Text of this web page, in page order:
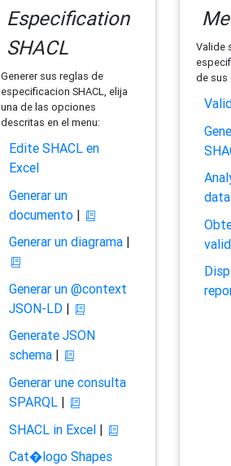
Especification
SHACL
Generer sus reglas de
especificacion SHACL, elija
una de las opciones
descritas en el menu:
Edite SHACL en
Excel
Generar un
documento|
Generar un diagrama|
Generar un @context
JSON-LD|
Generate JSON
schema|
Generar une consulta
SPARQL|
SHACL in Excel|
Cat�logo Shapes
Valide
de sus